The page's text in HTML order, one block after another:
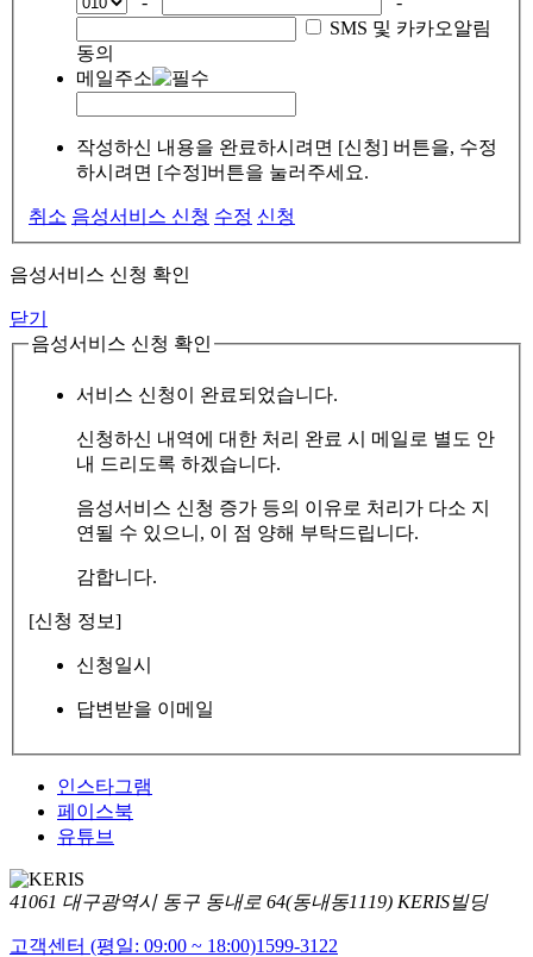
SMS 및 카카오알림
동의
메일주소
작성하신 내용을 완료하시려면 [신청] 버튼을, 수정
하시려면 [수정]버튼을 눌러주세요.
취소 음성서비스 신청 수정 신청
음성서비스 신청 확인
닫기
음성서비스 신청 확인
서비스 신청이 완료되었습니다.
신청하신 내역에 대한 처리 완료 시 메일로 별도 안
내 드리도록 하겠습니다.
음성서비스 신청 증가 등의 이유로 처리가 다소 지
연될 수 있으니, 이 점 양해 부탁드립니다.
감합니다.
[신청 정보]
신청일시
답변받을 이메일
인스타그램
페이스북
유튜브
41061 대구광역시 동구 동내로 64(동내동1119) KERIS빌딩
고객센터 (평일: 09:00 ~ 18:00)1599-3122